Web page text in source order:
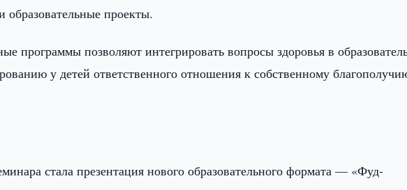
образовательные проекты.
программы позволяют интегрировать вопросы здоровья в
у детей ответственного отношения к собственному
стала презентация нового образовательного формата — «Фуд-